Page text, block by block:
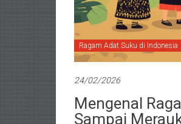
Ragam Adat Suku di Indonesia
24/02/2026
Mengenal
Sampai